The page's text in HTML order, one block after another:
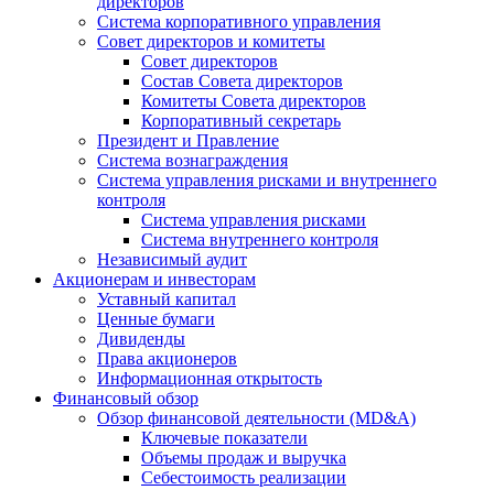
Система корпоративного управления
Совет директоров и комитеты
Совет директоров
Состав Совета директоров
Комитеты Совета директоров
Корпоративный секретарь
Президент и Правление
Система вознаграждения
Система управления рисками и внутреннего
контроля
Система управления рисками
Система внутреннего контроля
Независимый аудит
Акционерам и инвесторам
Уставный капитал
Ценные бумаги
Дивиденды
Права акционеров
Информационная открытость
Финансовый обзор
Обзор финансовой деятельности (MD&A)
Ключевые показатели
Объемы продаж и выручка
Себестоимость реализации